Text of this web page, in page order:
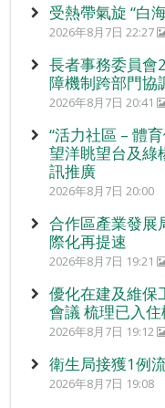
受熱帶氣旋 “白
2026年8月7日 22:27
長者事務委員會
障機制跨部門協
2026年8月7日 20:41
“活力社區 – 體
望洋眺望台及綠
訊推廣
2026年8月7日 20:00
合作區產業發展
際化再提速
2026年8月7日 19:21
優化在建及維保
會議 梳理已入
2026年8月7日 19:12
衛生局接獲1例
2026年8月7日 19:08